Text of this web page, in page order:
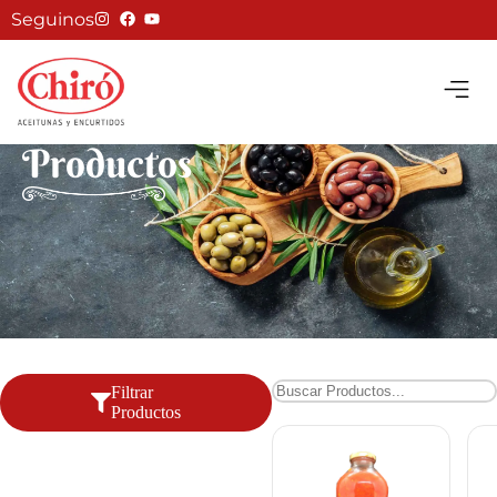
Seguinos
Productos
Filtrar
Productos